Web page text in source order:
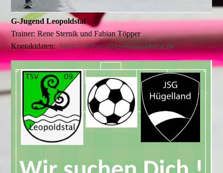
G-Jugend Leopoldstal
Trainer: Rene Sternik und Fabian Töpper
Kontaktdaten:fussballobmann@tsvleopoldstal.de